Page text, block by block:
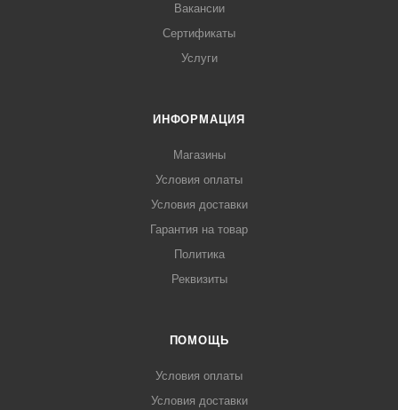
Вакансии
Сертификаты
Услуги
ИНФОРМАЦИЯ
Магазины
Условия оплаты
Условия доставки
Гарантия на товар
Политика
Реквизиты
ПОМОЩЬ
Условия оплаты
Условия доставки